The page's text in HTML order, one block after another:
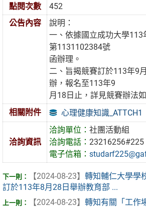
點閱次數
452
公告內容
說明：
一、依據國立成功大學
第1131102384號
函辦理。
二、旨揭競賽訂於113年9
辦，報名至113年9
月18日止，詳見競賽辦法
相關附件
心理健康知識_ATTCH1
洽詢資訊
洽詢單位：社團活動組
洽詢電話：23216256#225
電子信箱：
【2024-08-23】 轉知輔仁大學學
訂於113年8月28日舉辦教育部 ...
【2024-08-23】 轉知有關「工作